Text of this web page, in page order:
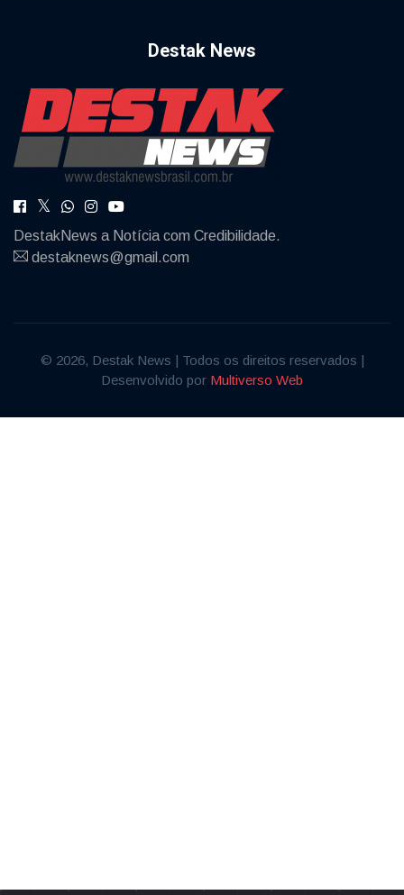
Destak News
DestakNews a Notícia com Credibilidade.
destaknews@gmail.com
© 2026, Destak News | Todos os direitos reservados |
Desenvolvido por Multiverso Web